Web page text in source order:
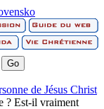
de Jésus Christ
? Est-il vraiment